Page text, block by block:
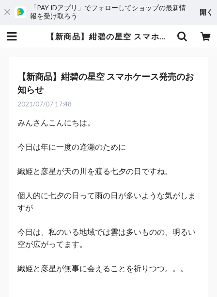
「PAY IDアプリ」でフォローしてショップの最新情
報を受け取ろう
開く
【新商品】紺碧の星空 スマホケース発売のお知らせ | BABYSELECT
【新商品】紺碧の星空 スマホケース発売のお
知らせ
2021/07/07 17:48
みんさんこんにちは。
今日は年に一度の逢瀬のために
織姫と彦星が天の川を渡る七夕の日ですね。
個人的に七夕の日って雨の日が多いような気がしま
すが
今日は、私のいる地域では雲は多いものの、明るい
空が広がってます。
織姫と彦星が無事に会えることを祈りつつ。。。